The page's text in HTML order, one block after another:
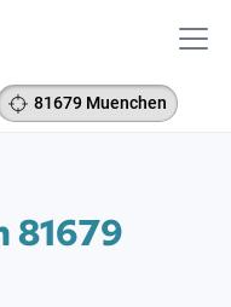
81679 Muenchen
81679